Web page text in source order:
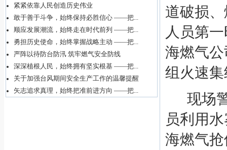
紧紧依靠人民创造历史伟业
敢于善于斗争，始终保持必胜信心 ——把...
顺应发展潮流，始终走在时代前列 ——把...
勇担历史使命，始终掌握战略主动 ——把...
严阵以待防台防汛 筑牢燃气安全防线
深深植根人民，始终拥有坚实根基 ——把...
关于加强台风期间安全生产工作的温馨提醒
矢志追求真理，始终把准前进方向 ——把...
道破损
人员第
海燃气
组火速
现场
员利用
海燃气抢